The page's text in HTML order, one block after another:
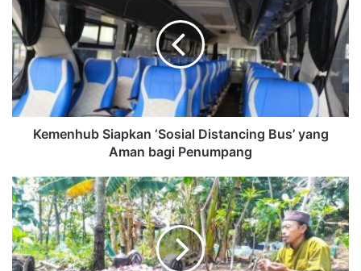
Kemenhub Siapkan ‘Sosial Distancing Bus’ yang
Aman bagi Penumpang